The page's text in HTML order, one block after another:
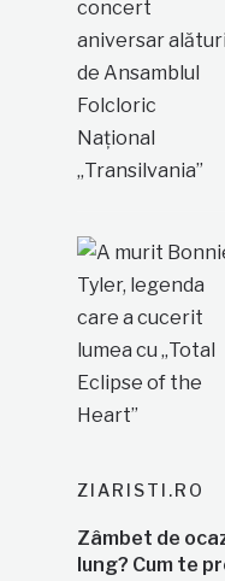
ZIARISTI.RO
Zâmbet de
lung? Cum te